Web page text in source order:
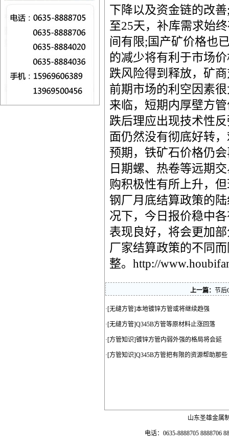
下降以及资金链的改
至25天，补库需求始
间有限;国产矿价格也
的减少将有利于市场
跌风险得到释放，矿
前期市场的利空因素
来临，短期内厚壁方
跌后理应出现技术性
面仍然没有彻底好转
预期，铁矿石价格仍
日期螺、热卷等远期
购积极性有所上升，
钢厂月底结算政策的
况下，今日报价稳中
表现良好，将会更加
厂家结算政策的不同
整。 http://
上一篇： 节后
·[无缝方管]本地镀锌方管或将继续趋强
·[无缝方管]Q345B方管等原材料止涨回落
·[方管知识]镀锌方管内弱外强的格局将会延
·[方管知识]Q345B方管把有限的资源帮助那些
山东圣雄金属
电话：0635-8888705 8888706